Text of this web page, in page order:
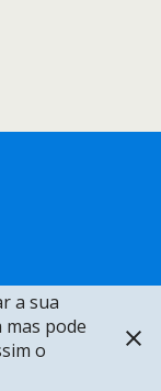
a sua
mas pode
o